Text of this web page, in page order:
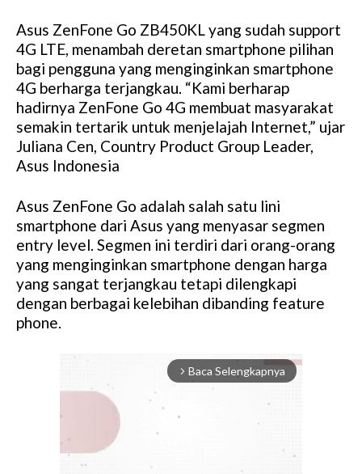
Asus ZenFone Go ZB450KL yang sudah support
4G LTE, menambah deretan smartphone pilihan
bagi pengguna yang menginginkan smartphone
4G berharga terjangkau. “Kami berharap
hadirnya ZenFone Go 4G membuat masyarakat
semakin tertarik untuk menjelajah Internet,” ujar
Juliana Cen, Country Product Group Leader,
Asus Indonesia
Asus ZenFone Go adalah salah satu lini
smartphone dari Asus yang menyasar segmen
entry level. Segmen ini terdiri dari orang-orang
yang menginginkan smartphone dengan harga
yang sangat terjangkau tetapi dilengkapi
dengan berbagai kelebihan dibanding feature
phone.
arrow_forward_ios Baca Selengkapnya